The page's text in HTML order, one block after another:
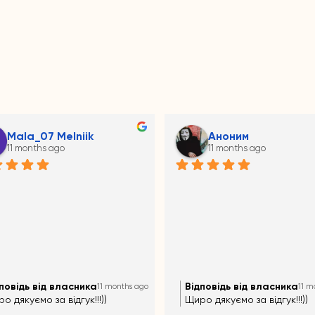
Mala_07 Melniik
11 months ago
від власника11 months ago
дякуємо за відгук!!!))
Аноним
11 months ago
Відповідь від власника11
Щиро дякуємо за відгук!!!))